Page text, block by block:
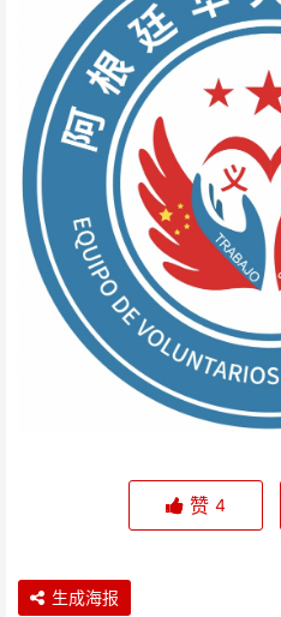
赞 4
生成海报